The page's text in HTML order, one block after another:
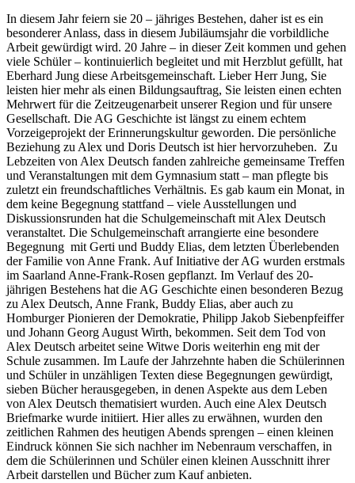
In diesem Jahr feiern sie 20 – jähriges Bestehen, daher ist es ein
besonderer Anlass, dass in diesem Jubiläumsjahr die vorbildliche
Arbeit gewürdigt wird. 20 Jahre – in dieser Zeit kommen und gehen
viele Schüler – kontinuierlich begleitet und mit Herzblut gefüllt, hat
Eberhard Jung diese Arbeitsgemeinschaft. Lieber Herr Jung, Sie
leisten hier mehr als einen Bildungsauftrag, Sie leisten einen echten
Mehrwert für die Zeitzeugenarbeit unserer Region und für unsere
Gesellschaft. Die AG Geschichte ist längst zu einem echtem
Vorzeigeprojekt der Erinnerungskultur geworden. Die persönliche
Beziehung zu Alex und Doris Deutsch ist hier hervorzuheben. Zu
Lebzeiten von Alex Deutsch fanden zahlreiche gemeinsame Treffen
und Veranstaltungen mit dem Gymnasium statt – man pflegte bis
zuletzt ein freundschaftliches Verhältnis. Es gab kaum ein Monat, in
dem keine Begegnung stattfand – viele Ausstellungen und
Diskussionsrunden hat die Schulgemeinschaft mit Alex Deutsch
veranstaltet. Die Schulgemeinschaft arrangierte eine besondere
Begegnung mit Gerti und Buddy Elias, dem letzten Überlebenden
der Familie von Anne Frank. Auf Initiative der AG wurden erstmals
im Saarland Anne-Frank-Rosen gepflanzt. Im Verlauf des 20-
jährigen Bestehens hat die AG Geschichte einen besonderen Bezug
zu Alex Deutsch, Anne Frank, Buddy Elias, aber auch zu
Homburger Pionieren der Demokratie, Philipp Jakob Siebenpfeiffer
und Johann Georg August Wirth, bekommen. Seit dem Tod von
Alex Deutsch arbeitet seine Witwe Doris weiterhin eng mit der
Schule zusammen. Im Laufe der Jahrzehnte haben die Schülerinnen
und Schüler in unzähligen Texten diese Begegnungen gewürdigt,
sieben Bücher herausgegeben, in denen Aspekte aus dem Leben
von Alex Deutsch thematisiert wurden. Auch eine Alex Deutsch
Briefmarke wurde initiiert. Hier alles zu erwähnen, wurden den
zeitlichen Rahmen des heutigen Abends sprengen – einen kleinen
Eindruck können Sie sich nachher im Nebenraum verschaffen, in
dem die Schülerinnen und Schüler einen kleinen Ausschnitt ihrer
Arbeit darstellen und Bücher zum Kauf anbieten.